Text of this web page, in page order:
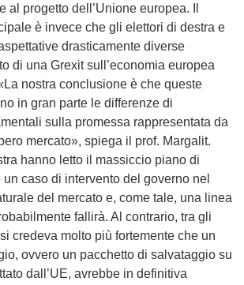
al progetto dell’Unione europea. Il
è invece che gli elettori di destra e
drasticamente diverse
di una Grexit sull’economia europea
nostra conclusione è che queste
in gran parte le differenze di
sulla promessa rappresentata da
mercato», spiega il prof. Margalit.
hanno letto il massiccio piano di
caso di intervento del governo nel
del mercato e, come tale, una linea
fallirà. Al contrario, tra gli
credeva molto più fortemente che un
ovvero un pacchetto di salvataggio su
dall’UE, avrebbe in definitiva